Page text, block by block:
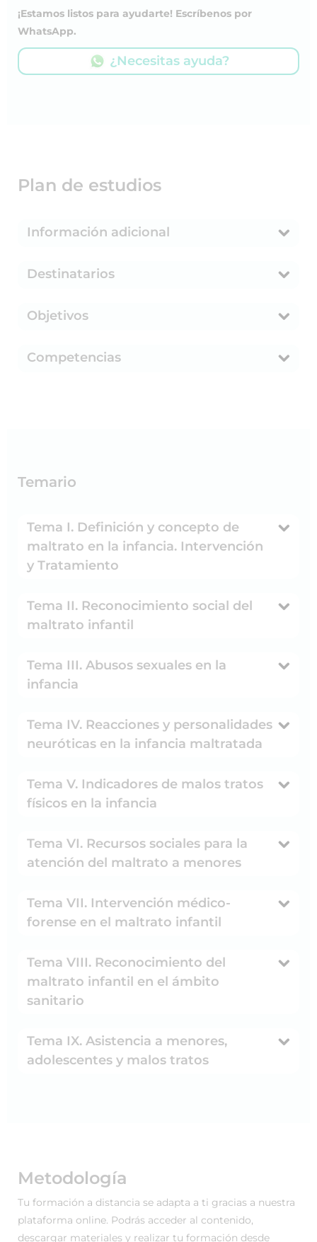
¡Estamos listos para ayudarte! Escríbenos por
WhatsApp.
¿Necesitas ayuda?
Plan de estudios
Información adicional
Destinatarios
Objetivos
Competencias
Temario
Tema I. Definición y concepto de
maltrato en la infancia. Intervención
y Tratamiento
Tema II. Reconocimiento social del
maltrato infantil
Tema III. Abusos sexuales en la
infancia
Tema IV. Reacciones y personalidades
neuróticas en la infancia maltratada
Tema V. Indicadores de malos tratos
físicos en la infancia
Tema VI. Recursos sociales para la
atención del maltrato a menores
Tema VII. Intervención médico-
forense en el maltrato infantil
Tema VIII. Reconocimiento del
maltrato infantil en el ámbito
sanitario
Tema IX. Asistencia a menores,
adolescentes y malos tratos
Metodología
Tu formación a distancia se adapta a ti gracias a nuestra
plataforma online. Podrás acceder al contenido,
descargar materiales y realizar tu formación desde